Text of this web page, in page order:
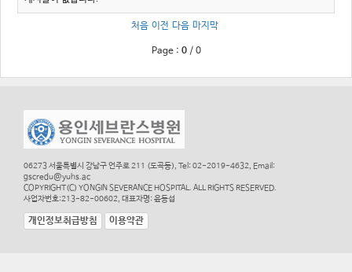
처음 이전 다음 마지막
Page : 0/ 0
06273 서울특별시 강남구 언주로 211 (도곡동), Tel: 02-2019-4632, Email:
gscredu@yuhs.ac
COPYRIGHT(C) YONGIN SEVERANCE HOSPITAL. ALL RIGHTS RESERVED.
사업자번호:213-82-00602, 대표자명: 윤동섭
개인정보취급방침 이용약관